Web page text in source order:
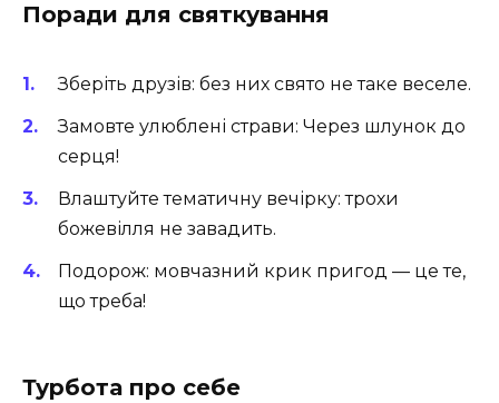
Поради для святкування
Зберіть друзів: без них свято не таке веселе.
Замовте улюблені страви: Через шлунок до
серця!
Влаштуйте тематичну вечірку: трохи
божевілля не завадить.
Подорож: мовчазний крик пригод — це те,
що треба!
Турбота про себе